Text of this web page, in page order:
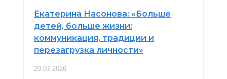
Екатерина Насонова: «Больше
детей, больше жизни:
коммуникация, традиции и
перезагрузка личности»
20.07.2026